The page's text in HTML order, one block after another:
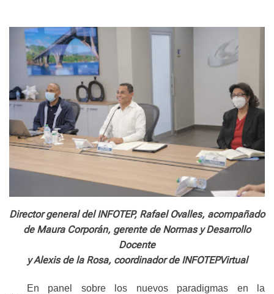
Director general del INFOTEP, Rafael Ovalles, acompañado
de Maura Corporán, gerente de Normas y Desarrollo
Docente
y Alexis de la Rosa, coordinador de INFOTEPVirtual
En panel sobre los nuevos paradigmas en la